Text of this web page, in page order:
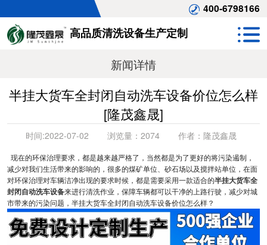
400-6798166
高品质清洗设备生产定制
新闻详情
半挂大货车全封闭自动洗车设备价位怎么样
[隆茂鑫晟]
时间:2022-07-02 浏览量： 2074 作者： 隆茂鑫晟
现在的环保治理要求，都是越来越严格了，当然都是为了更好的将污染遏制，
减少对我们生活带来的影响的，很多的煤矿单位、砂石场以及搅拌站单位，在面
对环保治理对车辆洁净出现的要求时候，都是需要采用一款适合的半挂大货车全
封闭自动洗车设备来进行清洗作业，保障车辆都可以干净的上路行驶，减少对城
市带来的污染问题，半挂大货车全封闭自动洗车设备价位怎么样？